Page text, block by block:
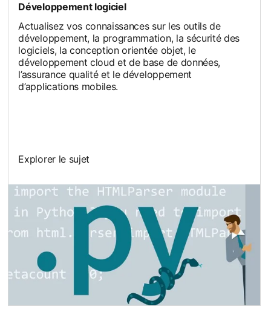
Développement logiciel
Actualisez vos connaissances sur les outils de
développement, la programmation, la sécurité des
logiciels, la conception orientée objet, le
développement cloud et de base de données,
l’assurance qualité et le développement
d’applications mobiles.
Explorer le sujet